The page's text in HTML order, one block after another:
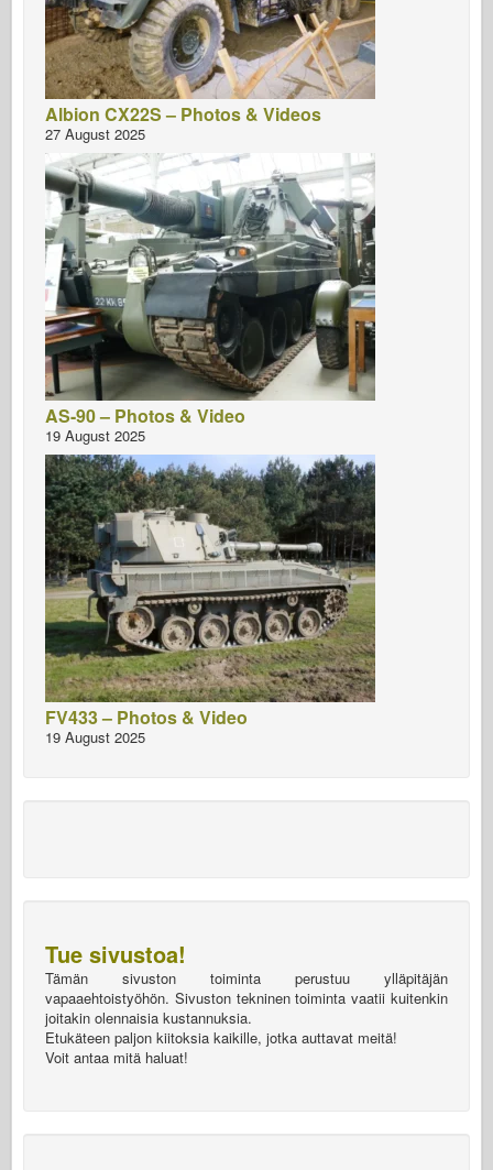
Albion CX22S – Photos & Videos
27 August 2025
AS-90 – Photos & Video
19 August 2025
FV433 – Photos & Video
19 August 2025
Tue sivustoa!
Tämän sivuston toiminta perustuu ylläpitäjän
vapaaehtoistyöhön. Sivuston tekninen toiminta vaatii kuitenkin
joitakin olennaisia kustannuksia.
Etukäteen paljon kiitoksia kaikille, jotka auttavat meitä!
Voit antaa mitä haluat!